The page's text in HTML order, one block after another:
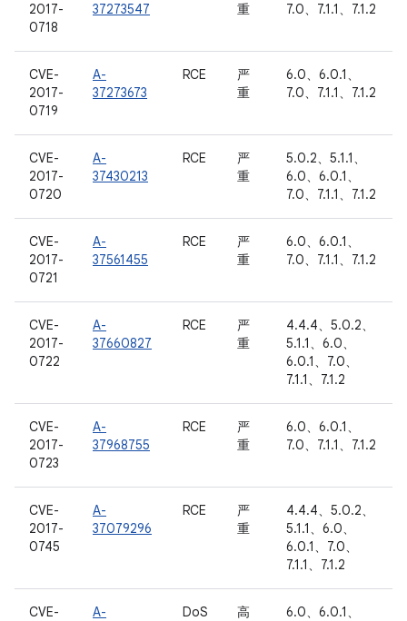
2017-
0718
37273547
重
7.0、7.1.1、7.1.2
CVE-
2017-
0719
A-
37273673
RCE
严
重
6.0、6.0.1、
7.0、7.1.1、7.1.2
CVE-
2017-
0720
A-
37430213
RCE
严
重
5.0.2、5.1.1、
6.0、6.0.1、
7.0、7.1.1、7.1.2
CVE-
2017-
0721
A-
37561455
RCE
严
重
6.0、6.0.1、
7.0、7.1.1、7.1.2
CVE-
2017-
0722
A-
37660827
RCE
严
重
4.4.4、5.0.2、
5.1.1、6.0、
6.0.1、7.0、
7.1.1、7.1.2
CVE-
2017-
0723
A-
37968755
RCE
严
重
6.0、6.0.1、
7.0、7.1.1、7.1.2
CVE-
2017-
0745
A-
37079296
RCE
严
重
4.4.4、5.0.2、
5.1.1、6.0、
6.0.1、7.0、
7.1.1、7.1.2
CVE-
A-
DoS 高
6.0、6.0.1、